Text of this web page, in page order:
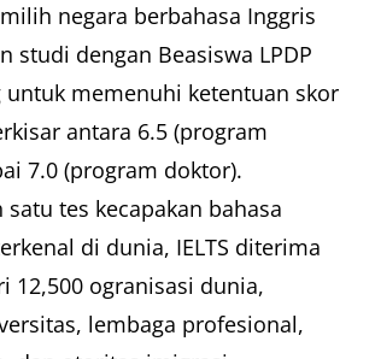
negara berbahasa Inggris
studi dengan Beasiswa LPDP
untuk memenuhi ketentuan skor
antara 6.5 (program
7.0 (program doktor).
satu tes kecapakan bahasa
di dunia, IELTS diterima
12,500 ogranisasi dunia,
lembaga profesional,